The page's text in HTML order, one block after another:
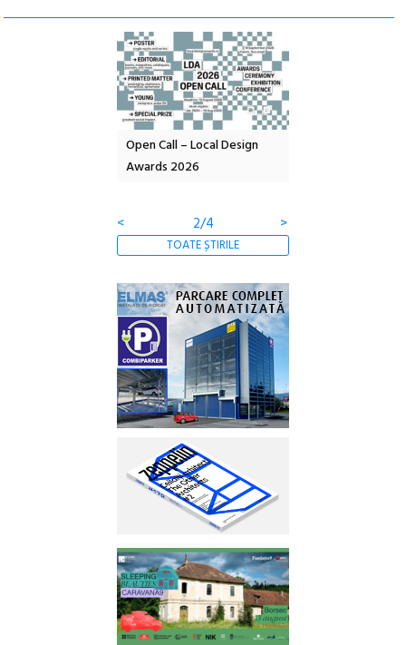
Open Call – Local Design
Awards 2026
<
2/4 >
TOATE ȘTIRILE